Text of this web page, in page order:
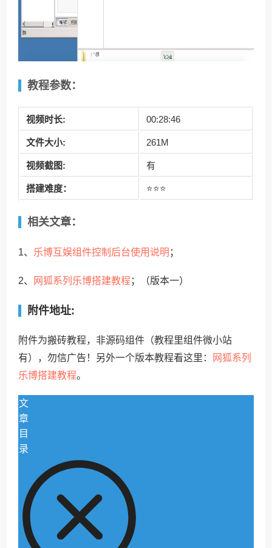
教程参数：
视频时长: 00:28:46
文件大小: 261M
视频截图: 有
搭建难度： ⭐⭐⭐
相关文章：
1、 乐博互娱组件控制后台使用说明 ；
2、 网狐系列乐博搭建教程 ；（版本一）
附件地址:
附件为搬砖教程，非源码组件（教程里组件微小站
有），勿信广告！另外一个版本教程看这里： 网狐系列
乐博搭建教程。
文
章
目
录